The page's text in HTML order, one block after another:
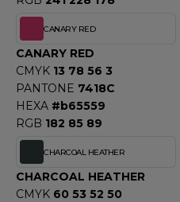
CLOTHING
DENIM
CANARY RED
CANARY RED
CMYK 13 78 56 3
PANTONE 7418C
HEXA #b65559
RGB 182 85 89
CHARCOAL HEATHER
CHARCOAL HEATHER
CMYK 60 53 52 50